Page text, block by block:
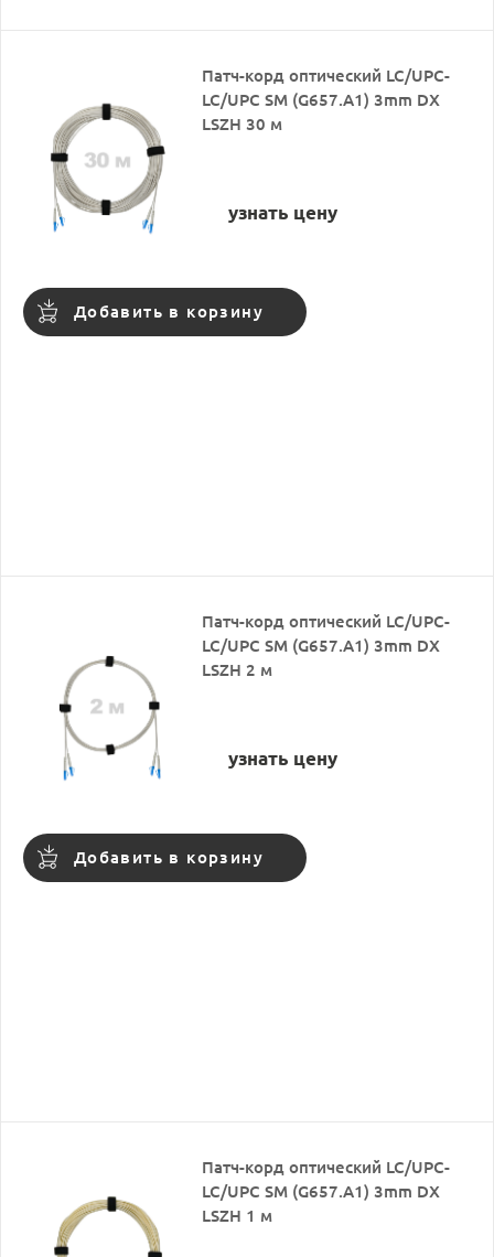
Патч-корд оптический LC/UPC-
LC/UPC SM (G657.A1) 3mm DX
LSZH 30 м
узнать цену
Добавить в корзину
Патч-корд оптический LC/UPC-
LC/UPC SM (G657.A1) 3mm DX
LSZH 2 м
узнать цену
Добавить в корзину
Патч-корд оптический LC/UPC-
LC/UPC SM (G657.A1) 3mm DX
LSZH 1 м